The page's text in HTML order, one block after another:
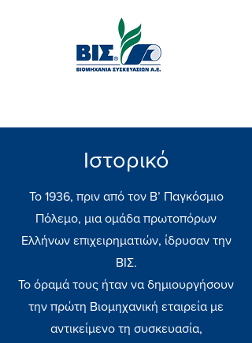
Ιστορικό
Το 1936, πριν από τον Β’ Παγκόσμιο
Πόλεμο, μια ομάδα πρωτοπόρων
Ελλήνων επιχειρηματιών, ίδρυσαν την
ΒΙΣ.
Το όραμά τους ήταν να δημιουργήσουν
την πρώτη Βιομηχανική εταιρεία με
αντικείμενο τη συσκευασία,